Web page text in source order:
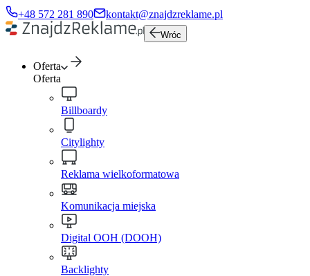
+48 572 281 890 kontakt@znajdzreklame.pl
Wróc
Oferta
Oferta
Billboardy
Citylighty
Reklama wielkoformatowa
Komunikacja miejska
Digital OOH (DOOH)
Backlighty